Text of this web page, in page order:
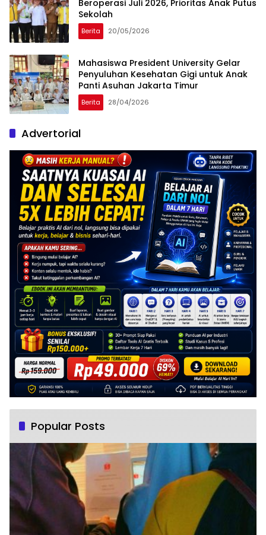
Beroperasi Juli 2026, Prioritas Anak Putus
Sekolah
Berita 20/05/2026
Mahasiswa President University Gelar
Penyuluhan Kesehatan Gigi untuk Anak
Panti Asuhan Jakarta Timur
Berita 28/04/2026
Advertorial
Popular Posts